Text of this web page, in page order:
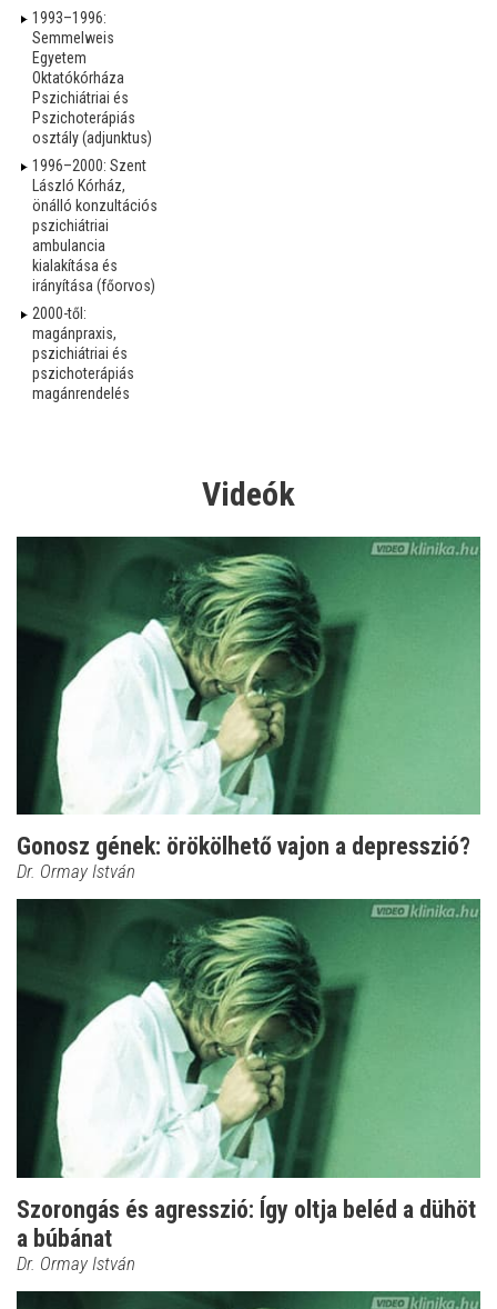
1993–1996:
Semmelweis
Egyetem
Oktatókórháza
Pszichiátriai és
Pszichoterápiás
osztály (adjunktus)
1996–2000: Szent
László Kórház,
önálló konzultációs
pszichiátriai
ambulancia
kialakítása és
irányítása (főorvos)
2000-től:
magánpraxis,
pszichiátriai és
pszichoterápiás
magánrendelés
Videók
Gonosz gének: örökölhető vajon a depresszió?
Dr. Ormay István
Szorongás és agresszió: Így oltja beléd a dühöt
a búbánat
Dr. Ormay István